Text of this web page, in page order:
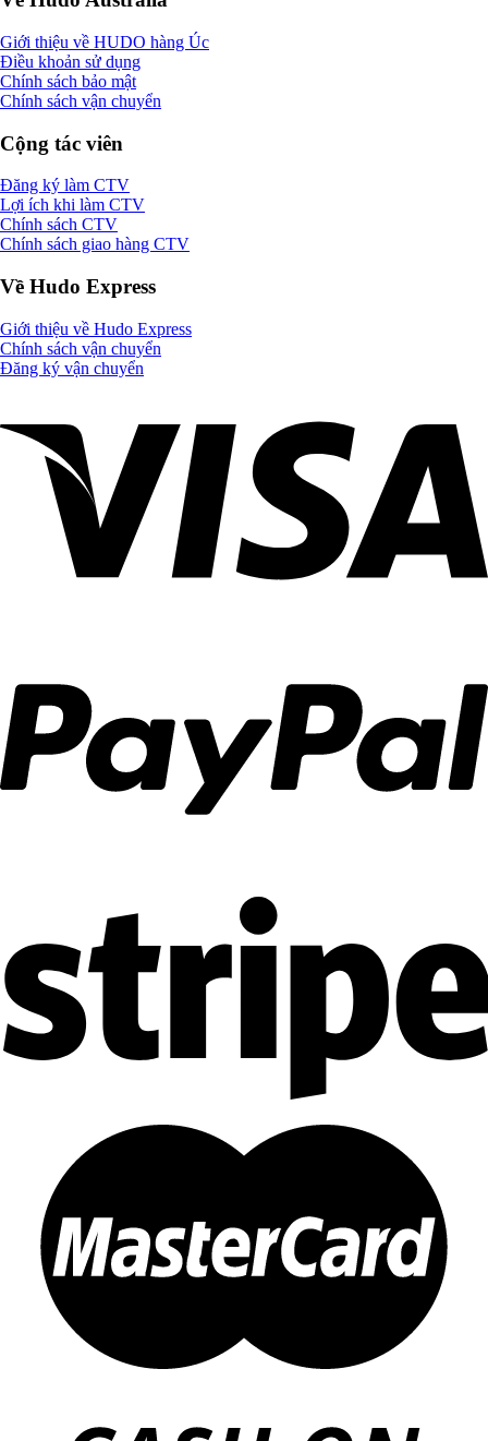
Giới thiệu về HUDO hàng Úc
Điều khoản sử dụng
Chính sách bảo mật
Chính sách vận chuyển
Cộng tác viên
Đăng ký làm CTV
Lợi ích khi làm CTV
Chính sách CTV
Chính sách giao hàng CTV
Về Hudo Express
Giới thiệu về Hudo Express
Chính sách vận chuyển
Đăng ký vận chuyển